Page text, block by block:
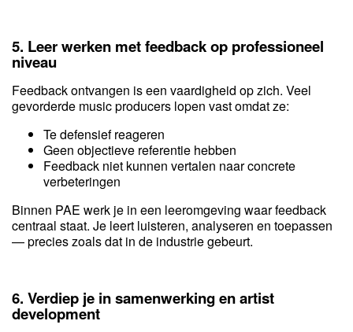
5. Leer werken met feedback op professioneel
niveau
Feedback ontvangen is een vaardigheid op zich. Veel
gevorderde music producers lopen vast omdat ze:
Te defensief reageren
Geen objectieve referentie hebben
Feedback niet kunnen vertalen naar concrete
verbeteringen
Binnen PAE werk je in een leeromgeving waar feedback
centraal staat. Je leert luisteren, analyseren en toepassen
— precies zoals dat in de industrie gebeurt.
6. Verdiep je in samenwerking en artist
development